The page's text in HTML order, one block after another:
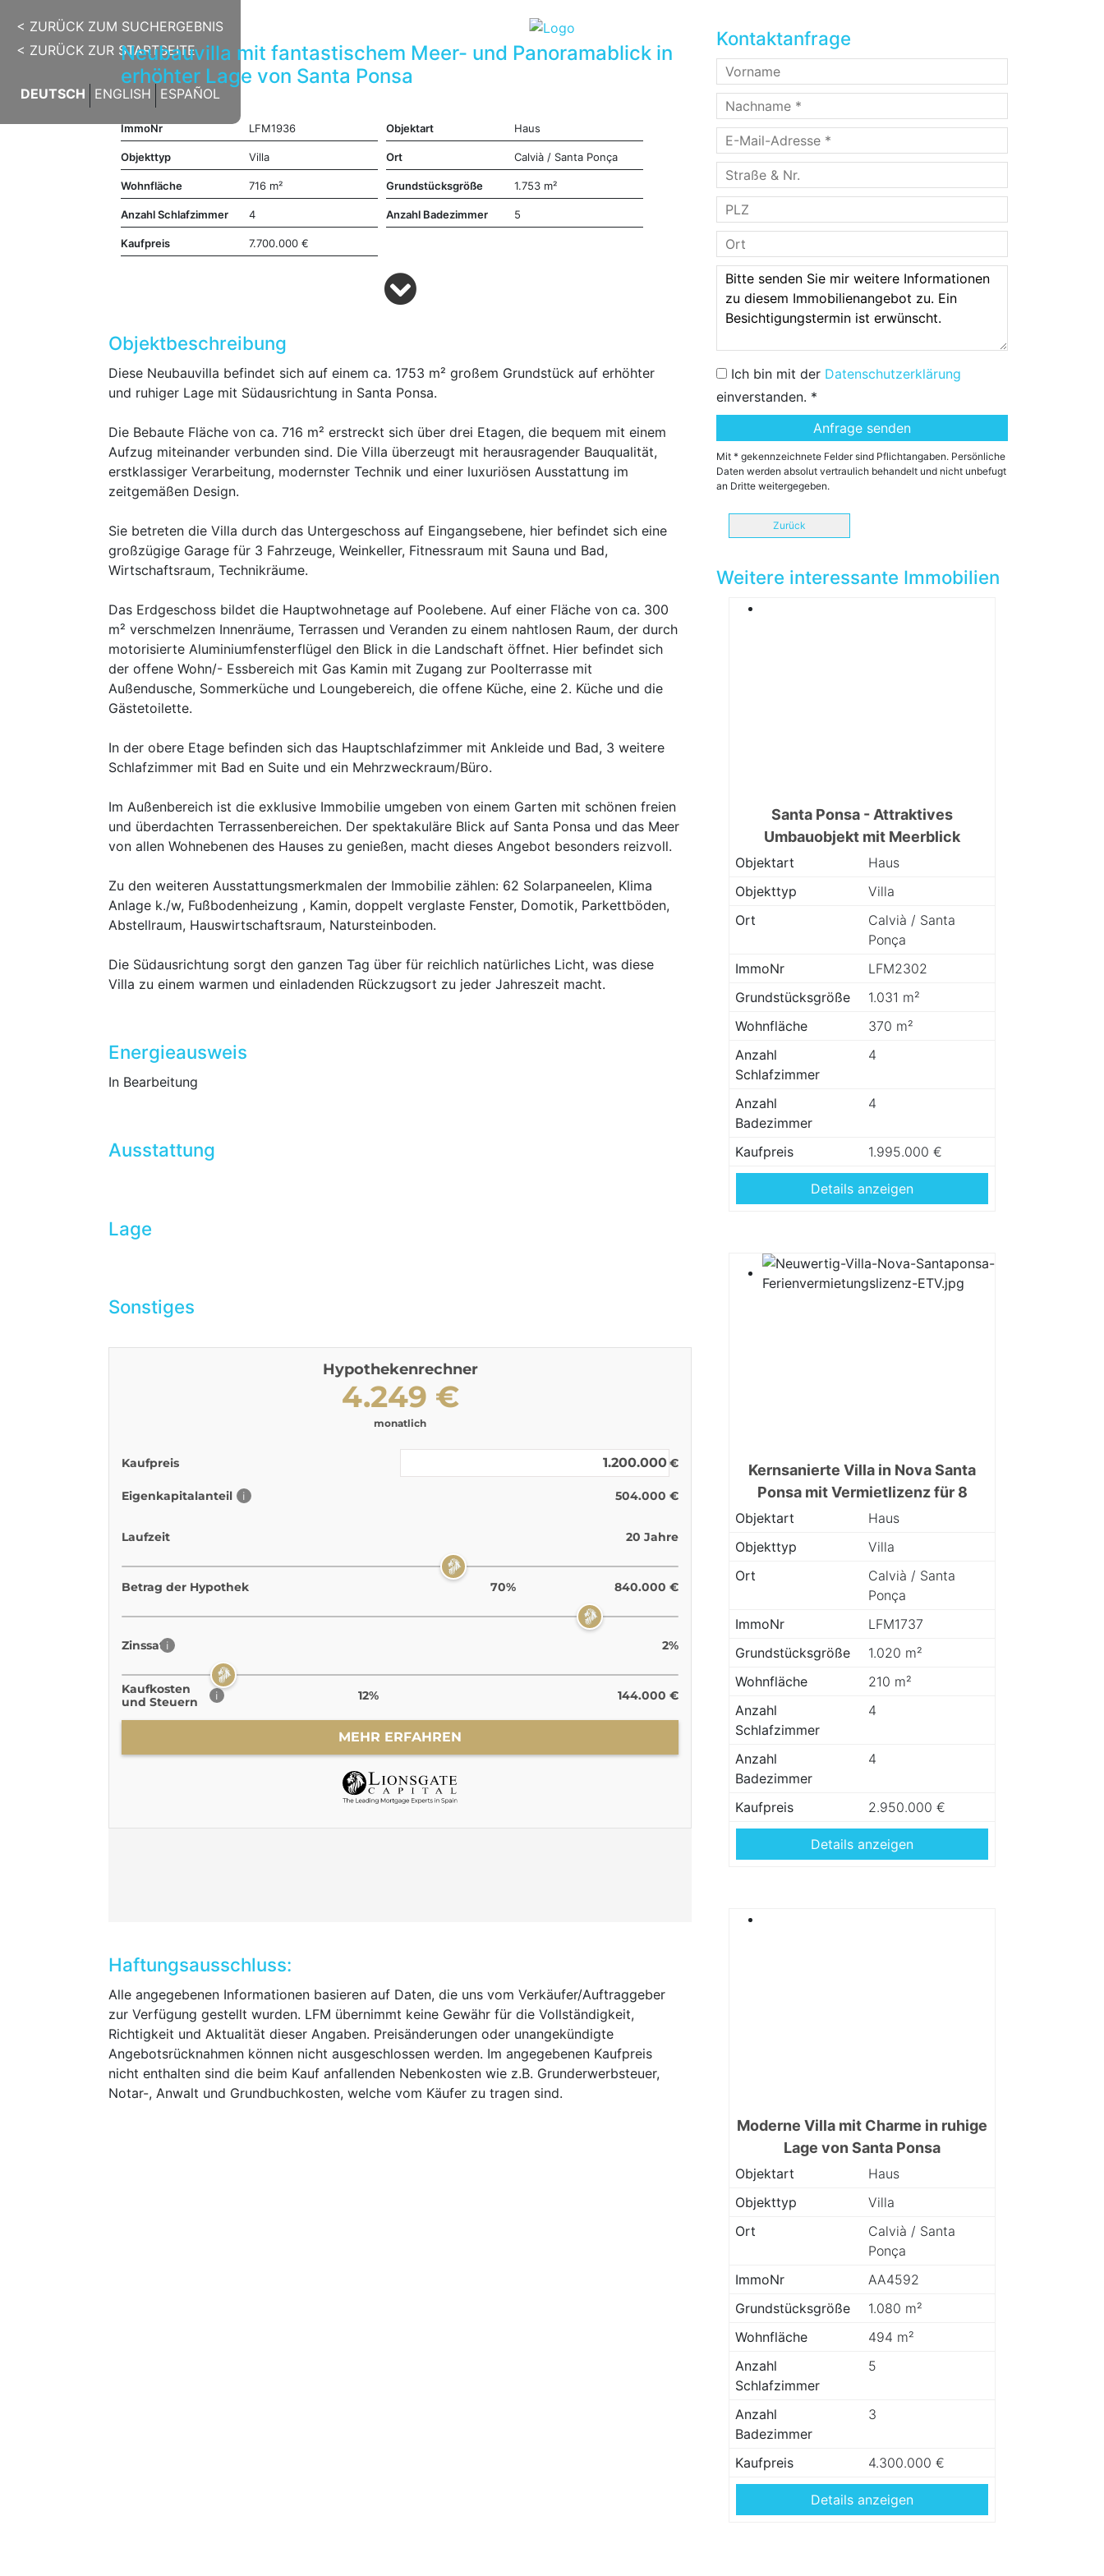
< ZURÜCK ZUM SUCHERGEBNIS
< ZURÜCK ZUR STARTSEITE
DEUTSCH ENGLISH ESPAÑOL
Neubauvilla mit fantastischem Meer- und Panoramablick in
erhöhter Lage von Santa Ponsa
ImmoNr LFM1936 Objektart Haus
Objekttyp Villa Ort Calvià / Santa Ponça
Wohnfläche 716 m² Grundstücksgröße 1.753 m²
Anzahl Schlafzimmer 4 Anzahl Badezimmer 5
Kaufpreis 7.700.000 €
Objektbeschreibung
Diese Neubauvilla befindet sich auf einem ca. 1753 m² großem Grundstück auf erhöhter
und ruhiger Lage mit Südausrichtung in Santa Ponsa.
Die Bebaute Fläche von ca. 716 m² erstreckt sich über drei Etagen, die bequem mit einem
Aufzug miteinander verbunden sind. Die Villa überzeugt mit herausragender Bauqualität,
erstklassiger Verarbeitung, modernster Technik und einer luxuriösen Ausstattung im
zeitgemäßen Design.
Sie betreten die Villa durch das Untergeschoss auf Eingangsebene, hier befindet sich eine
großzügige Garage für 3 Fahrzeuge, Weinkeller, Fitnessraum mit Sauna und Bad,
Wirtschaftsraum, Technikräume.
Das Erdgeschoss bildet die Hauptwohnetage auf Poolebene. Auf einer Fläche von ca. 300
m² verschmelzen Innenräume, Terrassen und Veranden zu einem nahtlosen Raum, der durch
motorisierte Aluminiumfensterflügel den Blick in die Landschaft öffnet. Hier befindet sich
der offene Wohn/- Essbereich mit Gas Kamin mit Zugang zur Poolterrasse mit
Außendusche, Sommerküche und Loungebereich, die offene Küche, eine 2. Küche und die
Gästetoilette.
In der obere Etage befinden sich das Hauptschlafzimmer mit Ankleide und Bad, 3 weitere
Schlafzimmer mit Bad en Suite und ein Mehrzweckraum/Büro.
Im Außenbereich ist die exklusive Immobilie umgeben von einem Garten mit schönen freien
und überdachten Terrassenbereichen. Der spektakuläre Blick auf Santa Ponsa und das Meer
von allen Wohnebenen des Hauses zu genießen, macht dieses Angebot besonders reizvoll.
Zu den weiteren Ausstattungsmerkmalen der Immobilie zählen: 62 Solarpaneelen, Klima
Anlage k./w, Fußbodenheizung , Kamin, doppelt verglaste Fenster, Domotik, Parkettböden,
Abstellraum, Hauswirtschaftsraum, Natursteinboden.
Die Südausrichtung sorgt den ganzen Tag über für reichlich natürliches Licht, was diese
Villa zu einem warmen und einladenden Rückzugsort zu jeder Jahreszeit macht.
Energieausweis
In Bearbeitung
Ausstattung
Lage
Sonstiges
Haftungsausschluss:
Alle angegebenen Informationen basieren auf Daten, die uns vom Verkäufer/Auftraggeber
zur Verfügung gestellt wurden. LFM übernimmt keine Gewähr für die Vollständigkeit,
Richtigkeit und Aktualität dieser Angaben. Preisänderungen oder unangekündigte
Angebotsrücknahmen können nicht ausgeschlossen werden. Im angegebenen Kaufpreis
nicht enthalten sind die beim Kauf anfallenden Nebenkosten wie z.B. Grunderwerbsteuer,
Notar-, Anwalt und Grundbuchkosten, welche vom Käufer zu tragen sind.
Kontaktanfrage
Ich bin mit der Datenschutzerklärung
einverstanden. *
Mit * gekennzeichnete Felder sind Pflichtangaben. Persönliche
Daten werden absolut vertraulich behandelt und nicht unbefugt
an Dritte weitergegeben.
Zurück
Weitere interessante Immobilien
Santa Ponsa - Attraktives
Umbauobjekt mit Meerblick
Objektart
Haus
Objekttyp
Villa
Ort
Calvià / Santa
Ponça
ImmoNr
LFM2302
Grundstücksgröße
1.031 m²
Wohnfläche
370 m²
Anzahl
Schlafzimmer
4
Anzahl
Badezimmer
4
Kaufpreis 1.995.000 €
Details anzeigen
Kernsanierte Villa in Nova Santa
Ponsa mit Vermietlizenz für 8
Personen
Objektart
Haus
Objekttyp
Villa
Ort
Calvià / Santa
Ponça
ImmoNr
LFM1737
Grundstücksgröße
1.020 m²
Wohnfläche
210 m²
Anzahl
Schlafzimmer
4
Anzahl
Badezimmer
4
Kaufpreis 2.950.000 €
Details anzeigen
Moderne Villa mit Charme in ruhige
Lage von Santa Ponsa
Objektart
Haus
Objekttyp
Villa
Ort
Calvià / Santa
Ponça
ImmoNr
AA4592
Grundstücksgröße
1.080 m²
Wohnfläche
494 m²
Anzahl
Schlafzimmer
5
Anzahl
Badezimmer
3
Kaufpreis 4.300.000 €
Details anzeigen